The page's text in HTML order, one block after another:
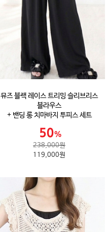
뮤즈 블랙 레이스 트리밍 슬리브리스
블라우스
+ 밴딩 롱 치마바지 투피스 세트
238,000원
119,000원